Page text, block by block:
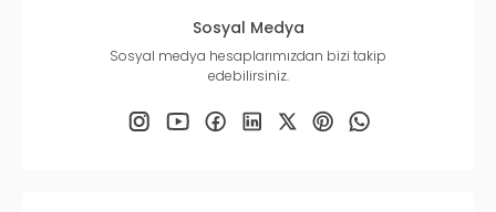
Sosyal Medya
Sosyal medya hesaplarımızdan bizi takip
edebilirsiniz.